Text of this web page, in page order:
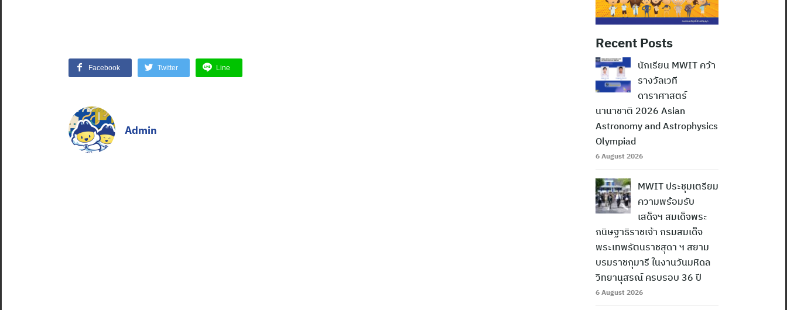
Facebook Twitter Line
Admin
Recent Posts
นักเรียน MWIT คว้า
รางวัลเวที
ดาราศาสตร์
นานาชาติ 2026 Asian
Astronomy and Astrophysics
Olympiad
6 August 2026
MWIT ประชุมเตรียม
ความพร้อมรับ
เสด็จฯ สมเด็จพระ
กนิษฐาธิราชเจ้า กรมสมเด็จ
พระเทพรัตนราชสุดา ฯ สยาม
บรมราชกุมารี ในงานวันมหิดล
วิทยานุสรณ์ ครบรอบ 36 ปี
6 August 2026